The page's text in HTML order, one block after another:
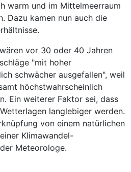
warm und im Mittelmeerraum
Dazu kamen nun auch die
vor 30 oder 40 Jahren
"mit hoher
schwächer ausgefallen", weil
höchstwahrscheinlich
Ein weiterer Faktor sei, dass
langlebiger werden.
von einem natürlichen
Klimawandel-
Meteorologe.